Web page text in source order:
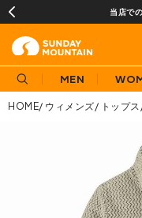
当店で
MEN
HOME ウィメンズ トップス